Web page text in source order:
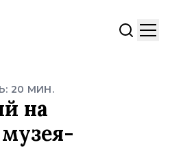
20 МИН.
на